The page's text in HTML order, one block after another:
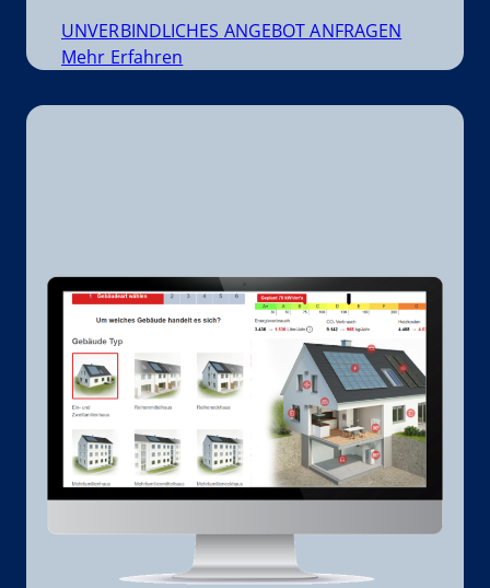
UNVERBINDLICHES ANGEBOT ANFRAGEN
Mehr Erfahren